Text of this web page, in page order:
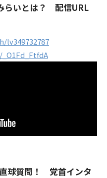
らいとは？ 配信URL
球質問！ 党首インタ